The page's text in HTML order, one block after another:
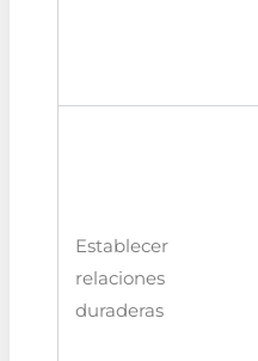
Establecer
relaciones
duraderas